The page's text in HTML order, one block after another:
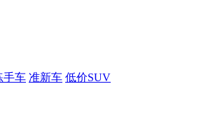
手车 准新车 低价SUV